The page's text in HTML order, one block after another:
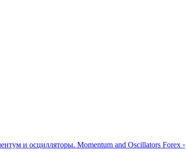
и осцилляторы. Momentum and Oscillators Forex ›